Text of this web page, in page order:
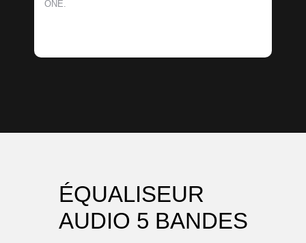
ONE.
ÉQUALISEUR
AUDIO 5 BANDES